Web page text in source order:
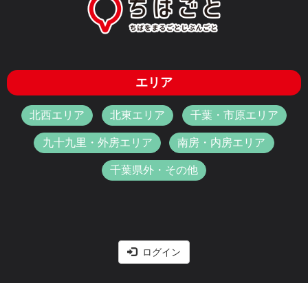
エリア
北西エリア 北東エリア 千葉・市原エリア
九十九里・外房エリア 南房・内房エリア
千葉県外・その他
ログイン